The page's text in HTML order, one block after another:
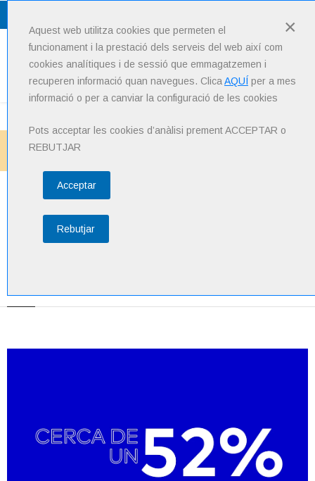
×
Aquest web utilitza cookies que permeten el
funcionament i la prestació dels serveis del web així com
cookies analítiques i de sessió que emmagatzemen i
recuperen informació quan navegues. Clica AQUÍ per a mes
informació o per a canviar la configuració de les cookies
Pots acceptar les cookies d’anàlisi prement ACCEPTAR o
REBUTJAR
Acceptar
Rebutjar
Inici
Noticies
Com consulten els joves
temes de salut a través de